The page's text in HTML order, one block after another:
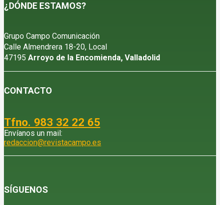
¿DÓNDE ESTAMOS?
Grupo Campo Comunicación
Calle Almendrera 18-20, Local
47195 Arroyo de la Encomienda, Valladolid
CONTACTO
Tfno. 983 32 22 65
Envíanos un mail:
redaccion@revistacampo.es
SÍGUENOS